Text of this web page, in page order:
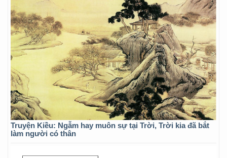
Truyện Kiều: Ngẫm hay muôn sự tại Trời, Trời kia đã bắt
làm người có thân